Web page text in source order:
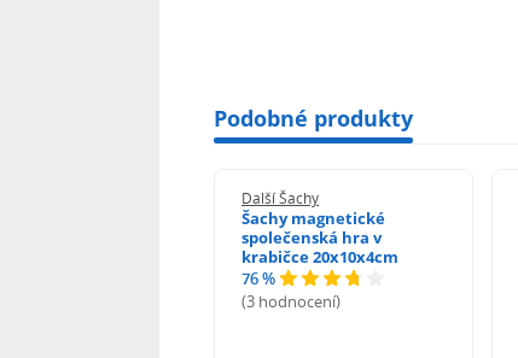
Podobné produkty
Další Šachy
Šachy magnetické
společenská hra v
krabičce 20x10x4cm
76 %
(3 hodnocení)